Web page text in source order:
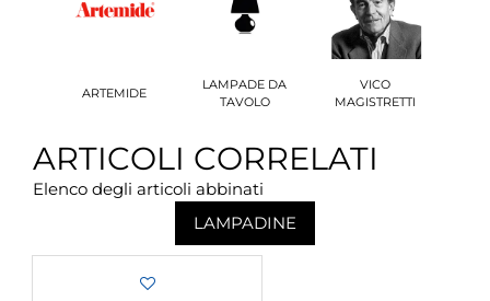
ARTEMIDE
LAMPADE DA
TAVOLO
VICO
MAGISTRETTI
ARTICOLI CORRELATI
Elenco degli articoli abbinati
LAMPADINE